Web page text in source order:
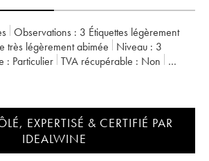
Observations : 3 Étiquettes légèrement
très légèrement abimée Niveau : 3
: particulier TVA récupérable :
non
EXPERTISÉ & CERTIFIÉ PAR
IDEALWINE